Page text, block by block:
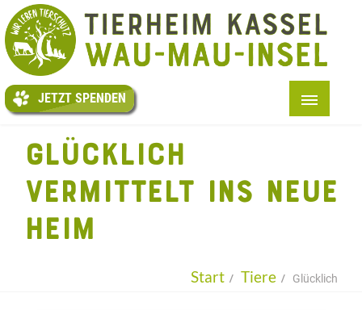
JETZT
SPENDEN
JETZT SPENDEN
ÜBER UNS
TIERE +
HELFEN
GLÜCKLICH
VERMITTELT INS NEUE
HEIM
Start Tiere Glücklich